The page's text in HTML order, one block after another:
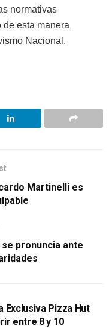
normativas
esta manera
Nacional.
Martinelli es
pronuncia ante
Exclusiva Pizza Hut
entre 8 y 10